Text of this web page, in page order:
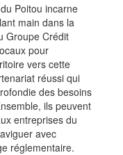
Poitou incarne
main dans la
Groupe Crédit
pour
vers cette
réussi qui
des besoins
ils peuvent
entreprises du
avec
réglementaire.